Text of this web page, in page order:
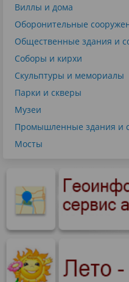
Виллы и дома
Оборонительные
Общественные здания и
Соборы и кирхи
Скульптуры и мемориалы
Парки и скверы
Музеи
Промышленные здания и
Мосты